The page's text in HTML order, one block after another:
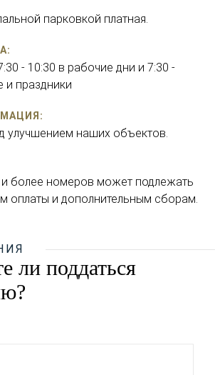
парковкой платная.
- 10:30 в рабочие дни и 7:30 -
и праздники
улучшением наших объектов.
более номеров может подлежать
оплаты и дополнительным сборам.
ли поддаться